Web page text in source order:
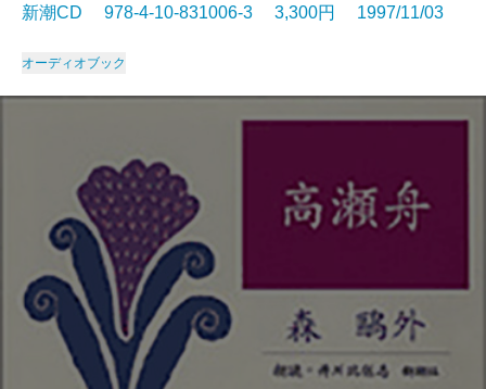
新潮CD 978-4-10-831006-3 3,300円 1997/11/03
オーディオブック